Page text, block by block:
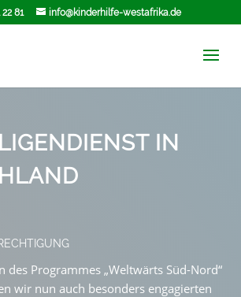
81 info@kinderhilfe-westafrika.de
IN
des Programmes „Weltwärts Süd-Nord“
wir nun auch besonders engagierten